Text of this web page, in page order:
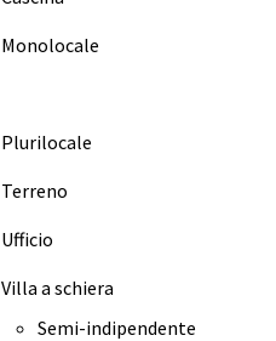
Monolocale
Plurilocale
Terreno
Ufficio
Villa a schiera
Semi-indipendente